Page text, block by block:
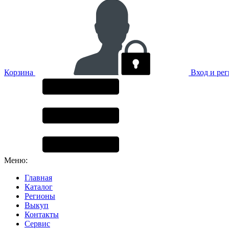
Корзина Вход и
Меню:
Главная
Каталог
Регионы
Выкуп
Контакты
Сервис